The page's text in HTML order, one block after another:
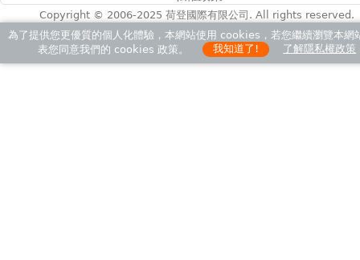
Copyright © 2006-2025 荷登國際有限公司 . All rights reserved.
為了提供您更優質的個人化體驗，本網站使用 cookies，若您繼續瀏覽本網
表您同意我們的 cookies 政策。
我知道了! 了解隱私權政策